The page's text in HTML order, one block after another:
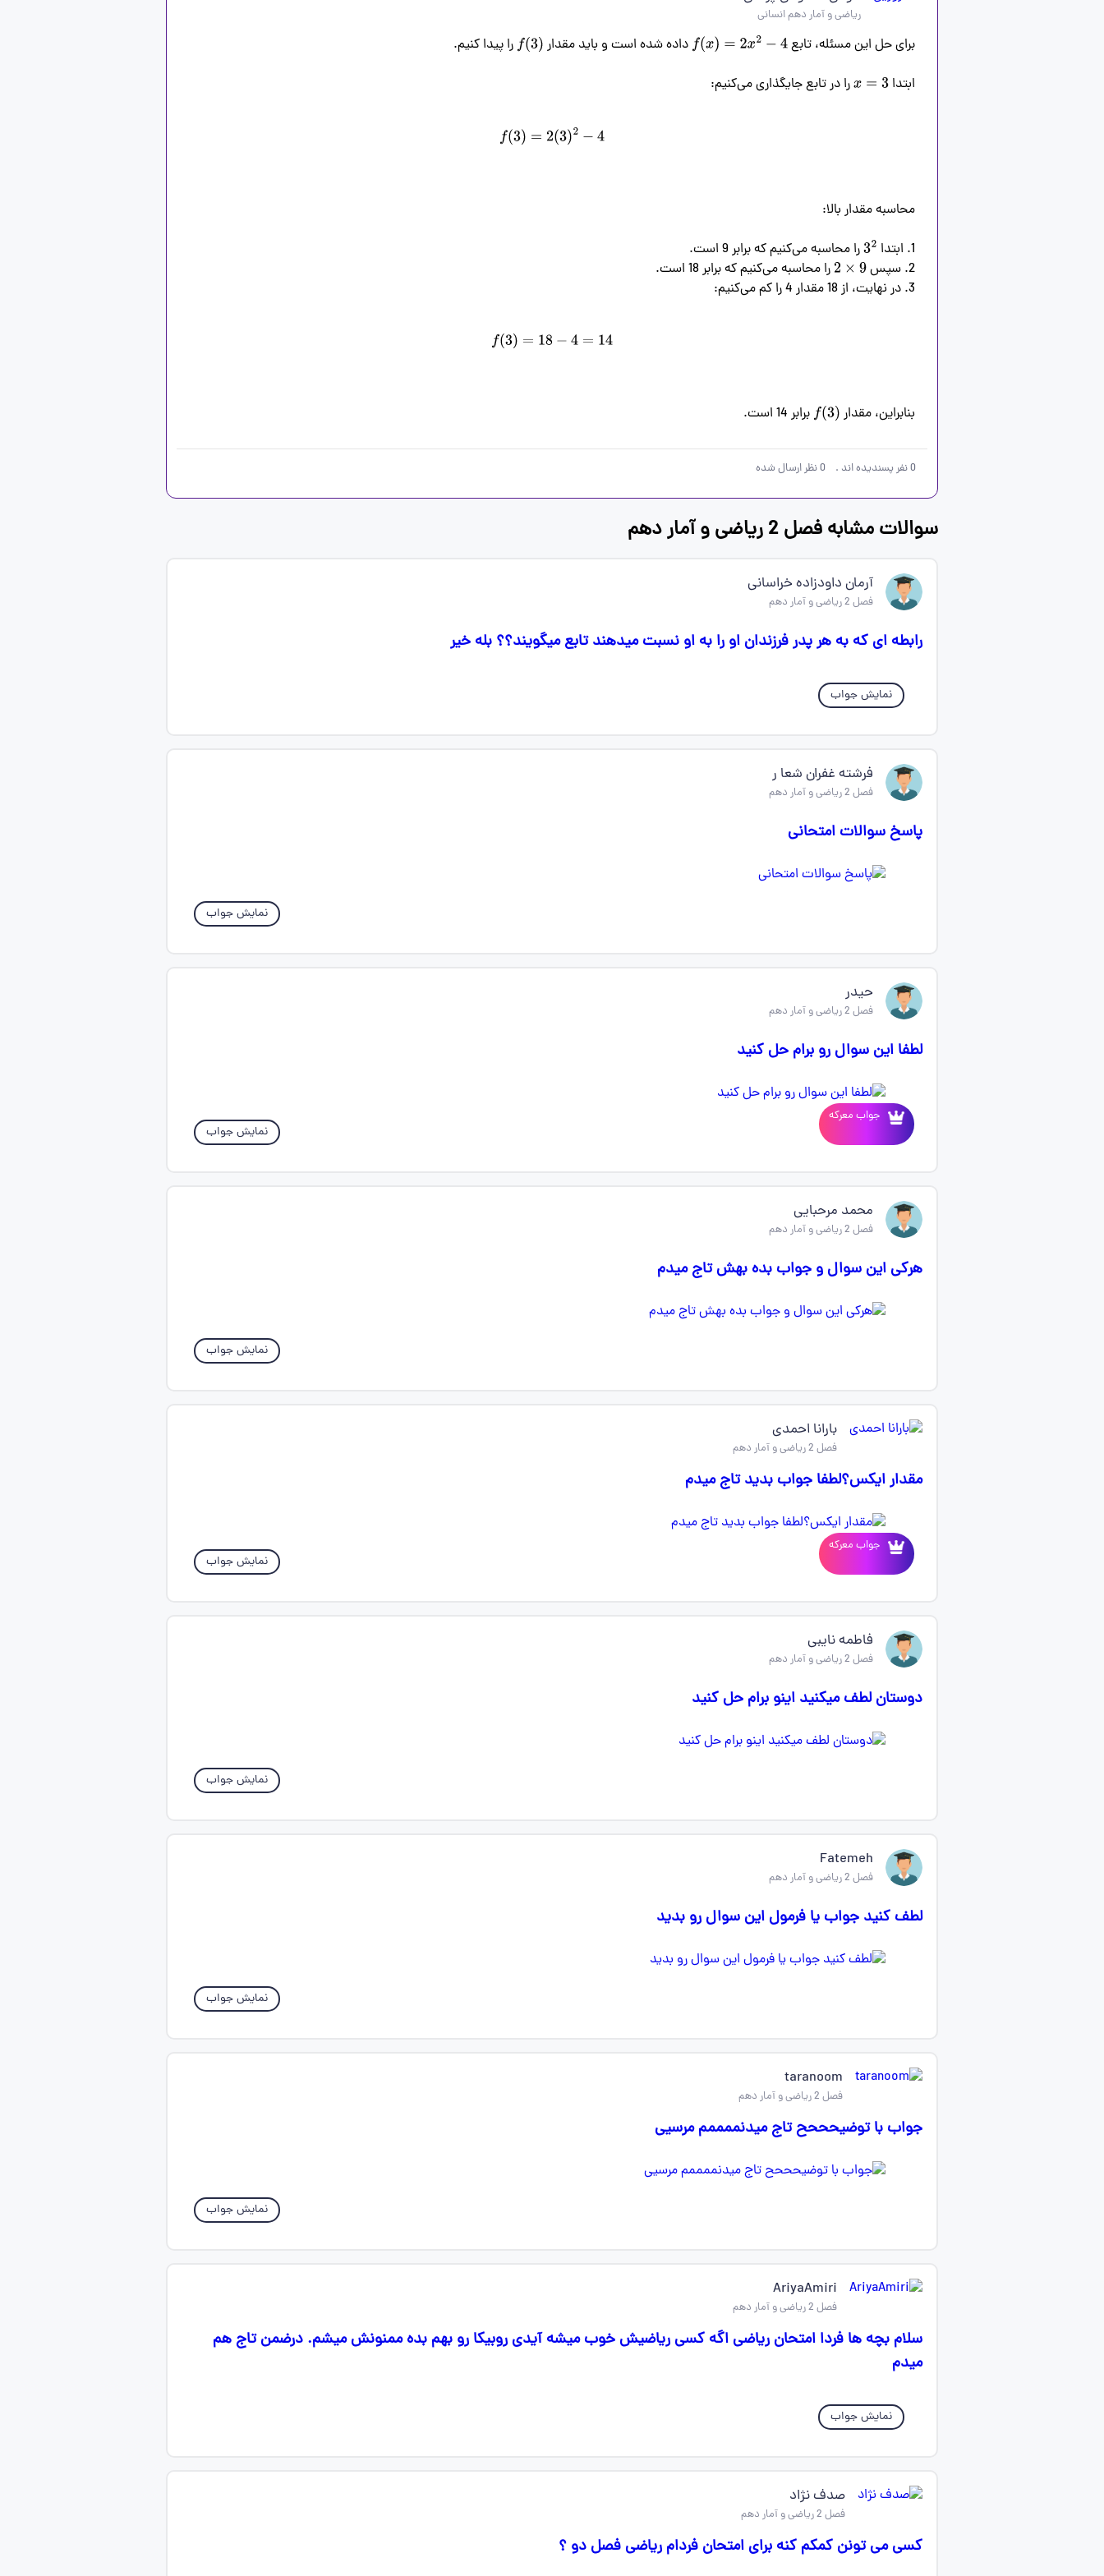
ریاضی و آمار دهم انسانی
برای حل این مسئله، تابع f(x)=2x2 −4 داده شده است و باید مقدار f(3)
ابتدا
x= 3
f( 3)= 2(3)2− 4
1. ابتدا 32
2. سپس
2 ×9
(3 =18 −4 =14
بنابراین، مقدار f(3) برابر 14 است.
0نفر پسندیده اند .
0نظر ارسال شده
سوالات مشابه فصل 2 ریاضی و آمار دهم
آرمان داودزاده خراسانی
فصل 2 ریاضی و آمار دهم
رابطه ای که به هر پدر فرزندان او را به او نسبت میدهند تابع میگویند؟؟ بله خیر
نمایش جواب
فرشته غفران شعا ر
فصل 2 ریاضی و آمار دهم
پاسخ سوالات امتحانی
نمایش جواب
حیدر
فصل 2 ریاضی و آمار دهم
لطفا این سوال رو برام حل کنید
جواب معرکه
نمایش جواب
محمد مرحبایی
فصل 2 ریاضی و آمار دهم
هرکی این سوال و جواب بده بهش تاج میدم
نمایش جواب
بارانا احمدی
فصل 2 ریاضی و آمار دهم
مقدار ایکس؟لطفا جواب بدید تاج میدم
جواب معرکه
نمایش جواب
فاطمه نایبی
فصل 2 ریاضی و آمار دهم
دوستان لطف میکنید اینو برام حل کنید
نمایش جواب
Fatemeh
فصل 2 ریاضی و آمار دهم
لطف کنید جواب یا فرمول این سوال رو بدید
نمایش جواب
taranoom
فصل 2 ریاضی و آمار دهم
جواب با توضیحححح تاج میدنممممم مرسیی
نمایش جواب
AriyaAmiri
فصل 2 ریاضی و آمار دهم
سلام بچه ها فردا امتحان ریاضی اگه کسی ریاضیش خوب میشه آیدی روبیکا رو بهم بده ممنونش میشم. درضمن تاج هم
میدم
نمایش جواب
صدف نژاد
فصل 2 ریاضی و آمار دهم
کسی می تونن کمکم کنه برای امتحان فردام ریاضی فصل دو ؟